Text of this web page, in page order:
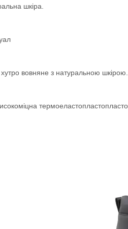
шкіра.
вовняне з натуральною шкірою.